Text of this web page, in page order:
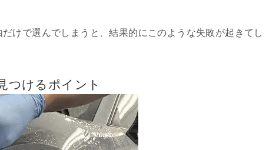
けで選んでしまうと、結果的にこのような失敗が起きてし
つけるポイント